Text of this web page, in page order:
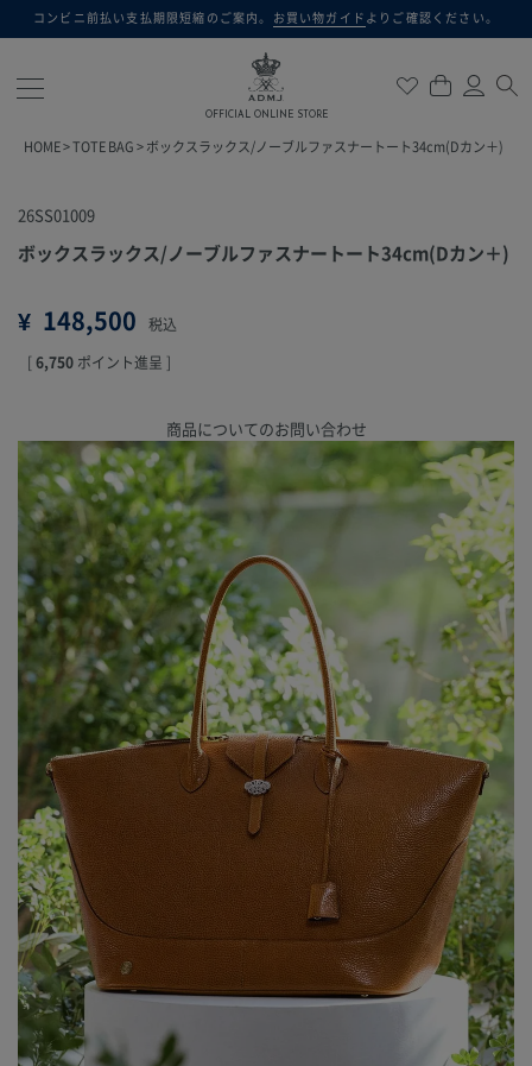
コンビニ前払い支払期限短縮のご案内。 お買い物ガイド よりご確認ください。
OFFICIAL ONLINE STORE
検索
HOME TOTE BAG ボックスラックス/ノーブルファスナートート34cm(Dカン＋)
26SS01009
ボックスラックス/ノーブルファスナートート34cm(Dカン＋)
¥ 148,500
税込
[ 6,750 ポイント進呈 ]
商品についてのお問い合わせ